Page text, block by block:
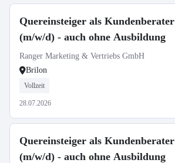
Quereinsteiger als Kundenberater
(m/w/d) - auch ohne Ausbildung
Ranger Marketing & Vertriebs GmbH
Brilon
Vollzeit
28.07.2026
Quereinsteiger als Kundenberater
(m/w/d) - auch ohne Ausbildung